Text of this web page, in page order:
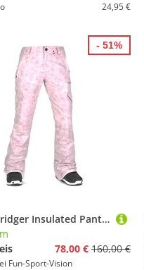
24,95 €
Volcom Bridger Insulated Pant Pink
78,00 € 160,00 €
Fun-Sport-Vision
- 51%